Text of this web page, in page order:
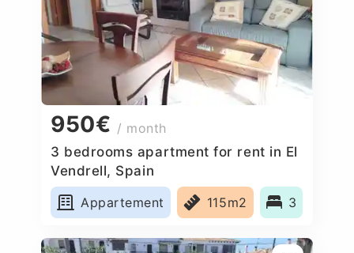
950€ / month
3 bedrooms apartment for rent in El
Vendrell, Spain
Appartement
115m2 3